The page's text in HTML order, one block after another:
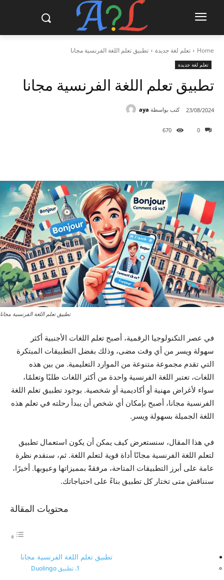
Home تعلم لغة جديدة تطبيق تعلم اللغة الفرنسية مجانا
تعلم لغة جديدة
تطبيق تعلم اللغة الفرنسية مجانا
0
670
23/08/2024 كتب بواسطة aya
تطبيق تعلم اللغة الفرنسية مجانا
في عصر التكنولوجيا الرقمية، أصبح تعلم اللغات الأجنبية أكثر
سهولة ويسر من أي وقت مضى، وذلك بفضل التطبيقات المبتكرة
التي تقدم مجموعة متنوعة من الموارد التعليمية. من بين هذه
اللغات، تعتبر اللغة الفرنسية واحدة من أكثر اللغات طلبًا وتعلمًا،
سواء لأغراض مهنية أو أكاديمية أو شخصية. بوجود تطبيق تعلم اللغة
الفرنسية مجانا، أصبح بإمكان أي شخص أن يبدأ رحلته في تعلم هذه
اللغة الجميلة بسهولة ويسر.
في هذا المقال، سنستعرض كيف يمكن أن يكون استعمال تطبيق
لتعلم اللغة الفرنسية مجانًا أداة قوية لتعلم اللغة. ثم، سنقدم نظرة
عامة على أبرز التطبيقات المتاحة، مرفقةً بمميزاتها وعيوبها. أخيرًا،
سنناقش متى تختار كل تطبيق بناءً على احتياجاتك.
محتويات المقالة
تطبيق تعلم اللغة الفرنسية مجانا
1. تطبيق Duolingo